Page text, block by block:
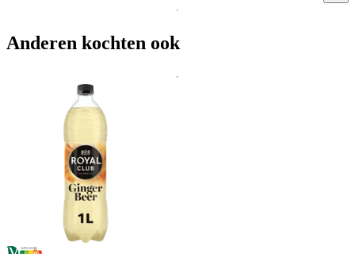
Anderen kochten ook